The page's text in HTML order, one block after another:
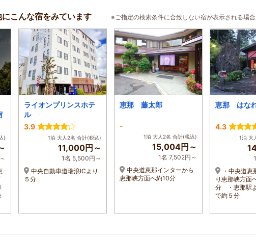
こんな宿をみています ※ご指定の検索条件に合致しない宿が表示される場合
)
ライオンプリンスホテ
ル
3.9
1泊 大人2名 合計(税込)
11,000円～
1名 5,500円～
中央自動車道瑞浪ICより
５分
恵那 藤太郎
-
1泊 大人2名 合計(税込)
15,004円～
1名 7,502円～
中央道恵那インターから
恵那峡方面へ約10分
恵那 はな
4.3
1泊 大
・中央道恵
り恵那峡方面
分 ・恵那駅
で約５分